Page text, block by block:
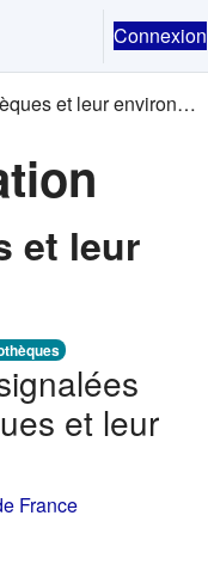
Connexion
Les bibliothèques et leur environnement
et leur
et leur
France